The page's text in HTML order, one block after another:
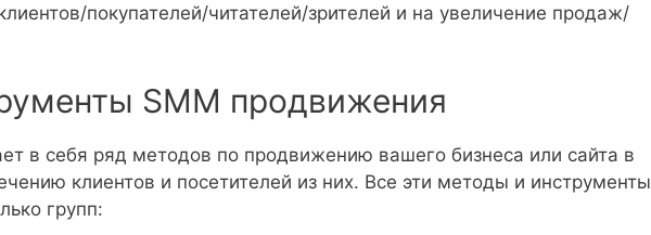
покупателей/читателей/зрителей и на увеличение продаж/
SMM продвижения
в себя ряд методов по продвижению вашего бизнеса или сайта в
клиентов и посетителей из них. Все эти методы и инструменты
групп: